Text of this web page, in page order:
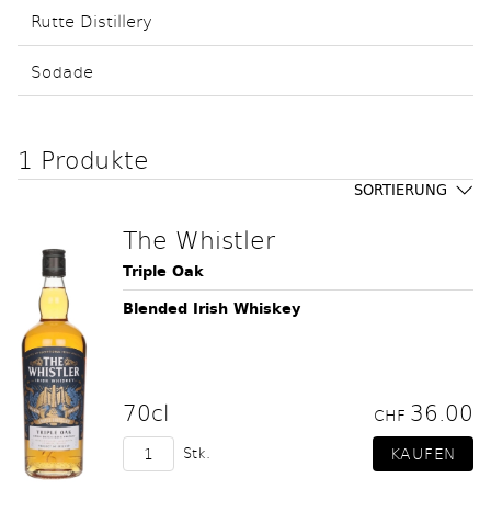
Rutte Distillery
Sodade
1 Produkte
SORTIERUNG
The Whistler
Triple Oak
Blended Irish Whiskey
70cl CHF 36.00
Stk.